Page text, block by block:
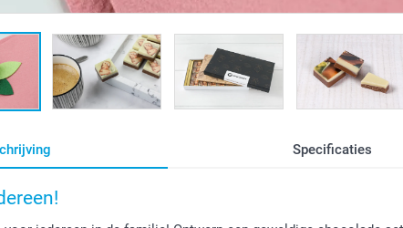
Specificaties